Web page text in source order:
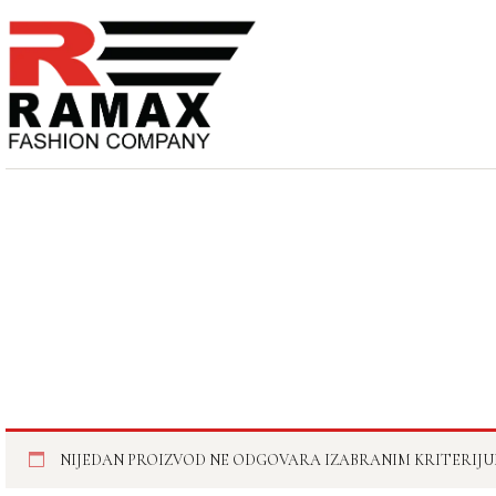
NA
SADRŽAJ
NIJEDAN PROIZVOD NE ODGOVARA IZABRANIM